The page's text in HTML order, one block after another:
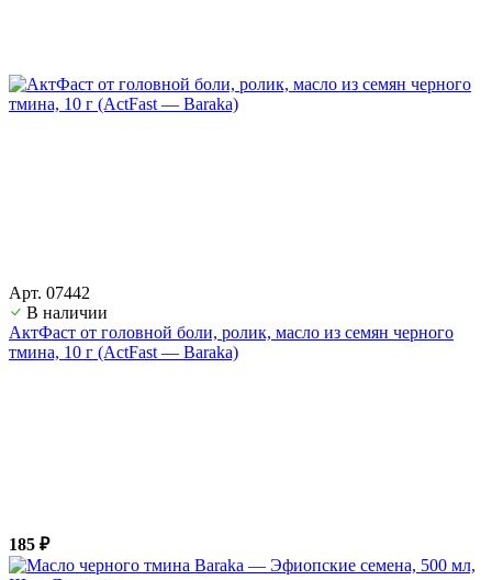
Арт. 07442
В наличии
АктФаст от головной боли, ролик, масло из семян черного
тмина, 10 г (ActFast — Baraka)
185 ₽